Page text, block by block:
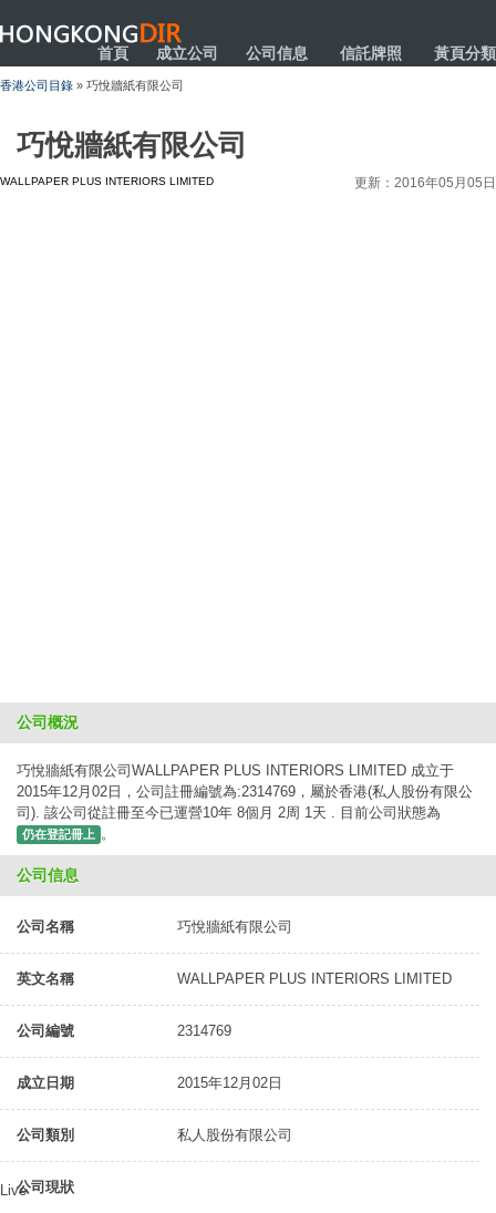
HONGKONGDIR
首頁 成立公司 公司信息 信託牌照 黃頁分類
香港公司目錄 » 巧悅牆紙有限公司
巧悅牆紙有限公司
WALLPAPER PLUS INTERIORS LIMITED 更新：2016年05月05日
公司概況
巧悅牆紙有限公司WALLPAPER PLUS INTERIORS LIMITED 成立于
2015年12月02日，公司註冊編號為:2314769，屬於香港(私人股份有限公
司). 該公司從註冊至今已運營10年 8個月 2周 1天 . 目前公司狀態為
仍在登記冊上 。
公司信息
公司名稱 巧悅牆紙有限公司
英文名稱 WALLPAPER PLUS INTERIORS LIMITED
公司編號 2314769
成立日期 2015年12月02日
公司類別 私人股份有限公司
公司現狀
Live